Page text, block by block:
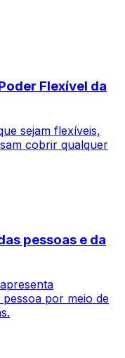
Flexível da
sejam flexíveis,
cobrir qualquer
pessoas e da
por meio de